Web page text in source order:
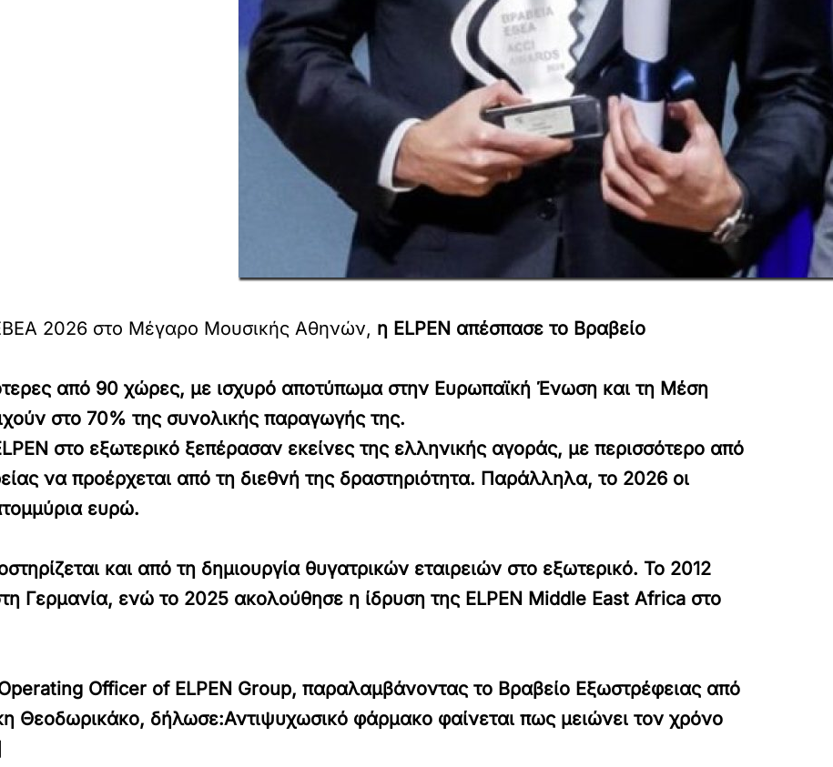
2026 στο Μέγαρο Μουσικής Αθηνών, η ELPEN απέσπασε το Βραβείο
από 90 χώρες, με ισχυρό αποτύπωμα στην Ευρωπαϊκή Ένωση και τη Μέση
στο 70% της συνολικής παραγωγής της.
στο εξωτερικό ξεπέρασαν εκείνες της ελληνικής αγοράς, με περισσότερο από
να προέρχεται από τη διεθνή της δραστηριότητα. Παράλληλα, το 2026 οι
ευρώ.
και από τη δημιουργία θυγατρικών εταιρειών στο εξωτερικό. Το 2012
Γερμανία, ενώ το 2025 ακολούθησε η ίδρυση της ELPEN Middle East Africa στο
Officer of ELPEN Group, παραλαμβάνοντας το Βραβείο Εξωστρέφειας από
Θεοδωρικάκο, δήλωσε:Αντιψυχωσικό φάρμακο φαίνεται πως μειώνει τον χρόνο